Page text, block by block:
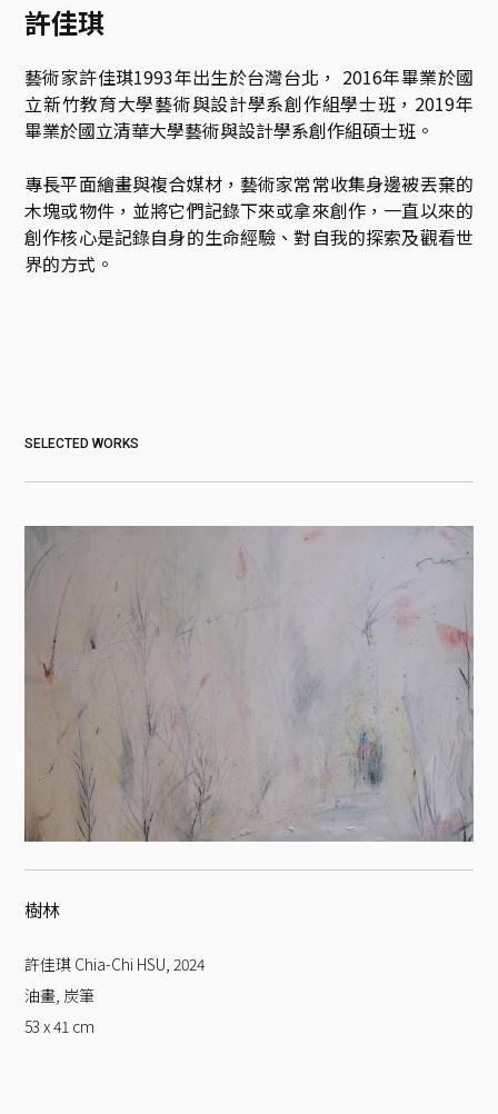
許佳琪
藝術家許佳琪1993年出生於台灣台北， 2016年畢業於國
立新竹教育大學藝術與設計學系創作組學士班，2019年
畢業於國立清華大學藝術與設計學系創作組碩士班。
專長平面繪畫與複合媒材，藝術家常常收集身邊被丟棄的
木塊或物件，並將它們記錄下來或拿來創作，一直以來的
創作核心是記錄自身的生命經驗、對自我的探索及觀看世
界的方式。
SELECTED WORKS
樹林
許佳琪 Chia-Chi HSU 2024
油畫, 炭筆
53 x 41 cm